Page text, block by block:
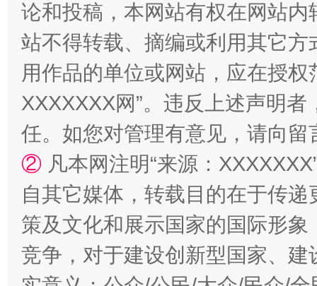
论和投稿，本网站有权在网站
站不得转载、摘编或利用其它
用作品的单位或网站，应在授
XXXXXXX网”。违反上述声明
任。如您对管理有意见，请向
② 凡本网注明“来源：
自其它媒体，转载目的在于传
策及文化和展示国家的国际形
竞争，对于建设创新型国家、